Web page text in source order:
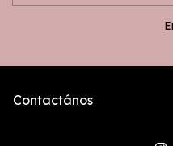
Contactános